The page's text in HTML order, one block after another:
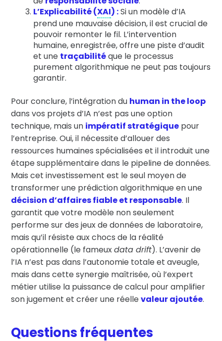
L’Explicabilité(XAI) :Si un modèle d’IA
prend une mauvaise décision, il est crucial de
pouvoir remonter le fil. L’intervention
humaine, enregistrée, offre une piste d’audit
et une traçabilitéque le processus
purement algorithmique ne peut pas toujours
garantir.
Pour conclure, l’intégration du human in the loop
dans vos projets d’IA n’est pas une option
technique, mais un impératif stratégique pour
l’entreprise. Oui, il nécessite d’allouer des
ressources humaines spécialisées et il introduit une
étape supplémentaire dans le pipeline de données.
Mais cet investissement est le seul moyen de
transformer une prédiction algorithmique en une
décision d’affaires fiable et responsable. Il
garantit que votre modèle non seulement
performe sur des jeux de données de laboratoire,
mais qu’il résiste aux chocs de la réalité
opérationnelle (le fameuxdata drift). L’avenir de
l’IA n’est pas dans l’autonomie totale et aveugle,
mais dans cette synergie maîtrisée, où l’expert
métier utilise la puissance de calcul pour amplifier
son jugement et créer une réellevaleur ajoutée.
Questions fréquentes